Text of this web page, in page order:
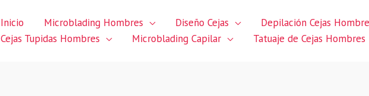
Inicio Microblading Hombres Diseño Cejas Depilación Cejas
Cejas Tupidas Hombres
Microblading Capilar Tatuaje de Cejas Hombres